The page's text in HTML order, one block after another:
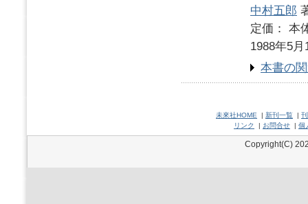
中村五郎
定価：
1988年5月
本書の
未來社HOME | 新刊一覧 |
リンク
| お問合せ | 個
Copyright(C)